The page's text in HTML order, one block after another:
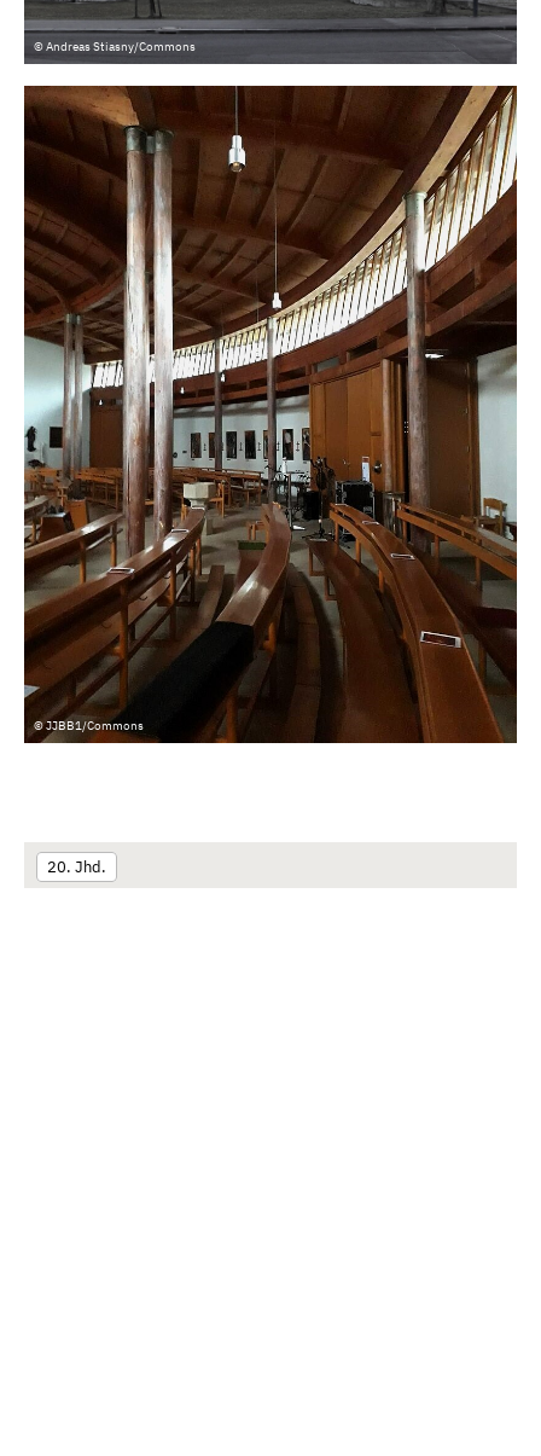
© Andreas Stiasny/Commons
© JJBB1/Commons
20. Jhd.